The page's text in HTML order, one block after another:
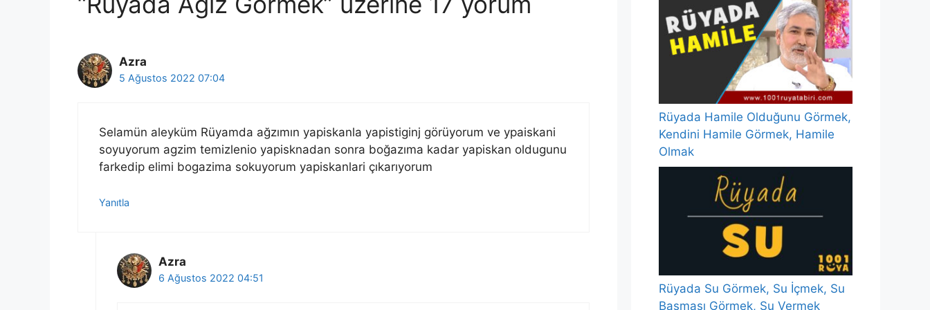
Azra
5 Ağustos 2022 07:04
Selamün aleyküm Rüyamda ağzımın yapiskanla yapistiginj görüyorum ve ypaiskani
soyuyorum agzim temizlenio yapisknadan sonra boğazıma kadar yapiskan oldugunu
farkedip elimi bogazima sokuyorum yapiskanlari çıkarıyorum
Yanıtla
Azra
6 Ağustos 2022 04:51
Rüyada Hamile Olduğunu Görmek,
Kendini Hamile Görmek, Hamile
Olmak
Rüyada Su Görmek, Su İçmek, Su
Basması Görmek, Su Vermek